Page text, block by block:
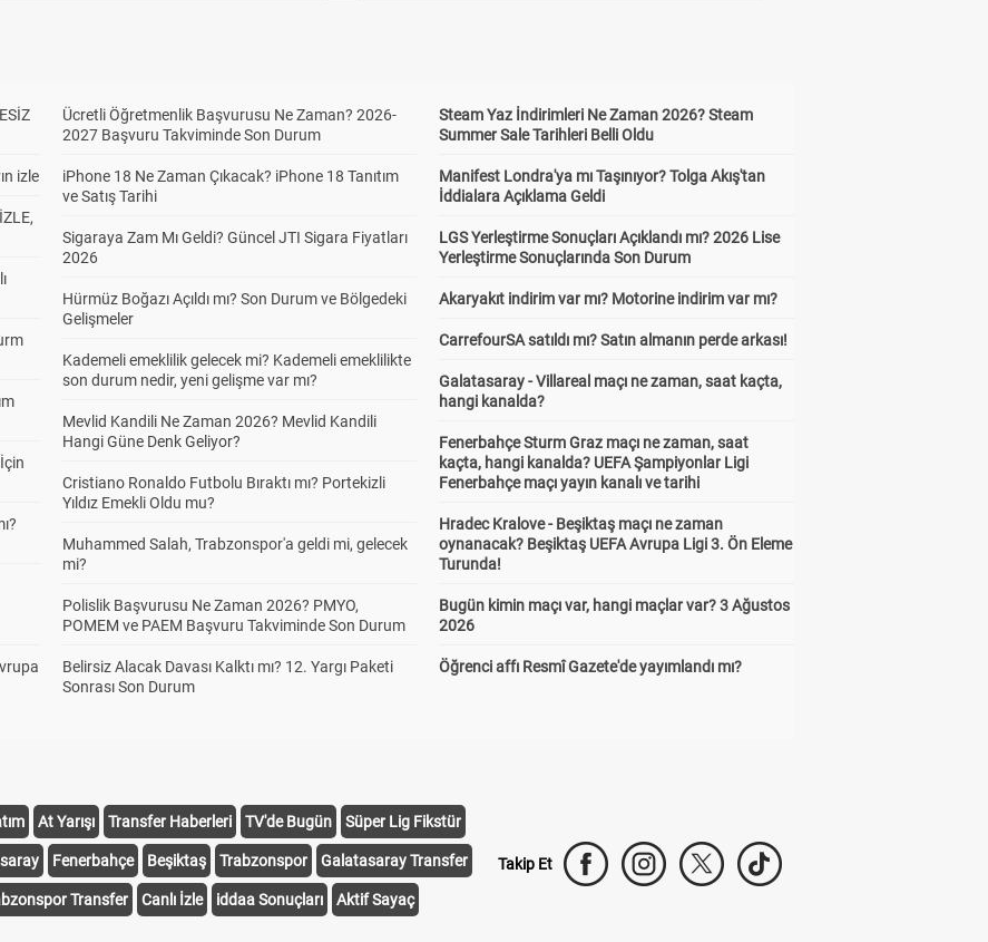
izle
Ücretli Öğretmenlik Başvurusu Ne Zaman? 2026-
2027 Başvuru Takviminde Son Durum
iPhone 18 Ne Zaman Çıkacak? iPhone 18 Tanıtım
ve Satış Tarihi
Sigaraya Zam Mı Geldi? Güncel JTI Sigara Fiyatları
2026
Hürmüz Boğazı Açıldı mı? Son Durum ve Bölgedeki
Gelişmeler
Kademeli emeklilik gelecek mi? Kademeli emeklilikte
son durum nedir, yeni gelişme var mı?
Mevlid Kandili Ne Zaman 2026? Mevlid Kandili
Hangi Güne Denk Geliyor?
Cristiano Ronaldo Futbolu Bıraktı mı? Portekizli
Yıldız Emekli Oldu mu?
Muhammed Salah, Trabzonspor'a geldi mi, gelecek
mi?
Polislik Başvurusu Ne Zaman 2026? PMYO,
POMEM ve PAEM Başvuru Takviminde Son Durum
Belirsiz Alacak Davası Kalktı mı? 12. Yargı Paketi
Sonrası Son Durum
Steam Yaz İndirimleri Ne Zaman 2026? Steam
Summer Sale Tarihleri Belli Oldu
Manifest Londra'ya mı Taşınıyor? Tolga Akış'tan
İddialara Açıklama Geldi
LGS Yerleştirme Sonuçları Açıklandı mı? 2026 Lise
Yerleştirme Sonuçlarında Son Durum
Akaryakıt indirim var mı? Motorine indirim var mı?
CarrefourSA satıldı mı? Satın almanın perde arkası!
Galatasaray - Villareal maçı ne zaman, saat kaçta,
hangi kanalda?
Fenerbahçe Sturm Graz maçı ne zaman, saat
kaçta, hangi kanalda? UEFA Şampiyonlar Ligi
Fenerbahçe maçı yayın kanalı ve tarihi
Hradec Kralove - Beşiktaş maçı ne zaman
oynanacak? Beşiktaş UEFA Avrupa Ligi 3. Ön Eleme
Turunda!
Bugün kimin maçı var, hangi maçlar var? 3 Ağustos
2026
Öğrenci affı Resmî Gazete'de yayımlandı mı?
At Yarışı Transfer Haberleri TV'de Bugün Süper Lig Fikstür
Fenerbahçe Beşiktaş Trabzonspor Galatasaray Transfer
Transfer Canlı İzle iddaa Sonuçları Aktif Sayaç
Takip Et